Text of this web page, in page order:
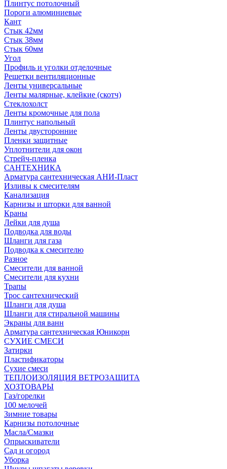
Плинтус потолочный
Пороги алюминиевые
Кант
Стык 42мм
Стык 38мм
Стык 60мм
Угол
Профиль и уголки отделочные
Решетки вентиляционные
Ленты универсальные
Ленты малярные, клейкие (скотч)
Стеклохолст
Ленты кромочные для пола
Плинтус напольный
Ленты двусторонние
Пленки защитные
Уплотнители для окон
Стрейч-пленка
САНТЕХНИКА
Арматура сантехническая АНИ-Пласт
Изливы к смесителям
Канализация
Карнизы и шторки для ванной
Краны
Лейки для душа
Подводка для воды
Шланги для газа
Подводка к смесителю
Разное
Смесители для ванной
Смесители для кухни
Трапы
Трос сантехнический
Шланги для душа
Шланги для стиральной машины
Экраны для ванн
Арматура сантехническая Юникорн
СУХИЕ СМЕСИ
Затирки
Пластификаторы
Сухие смеси
ТЕПЛОИЗОЛЯЦИЯ ВЕТРОЗАЩИТА
ХОЗТОВАРЫ
Газ/горелки
100 мелочей
Зимние товары
Карнизы потолочные
Масла/Смазки
Опрыскиватели
Сад и огород
Уборка